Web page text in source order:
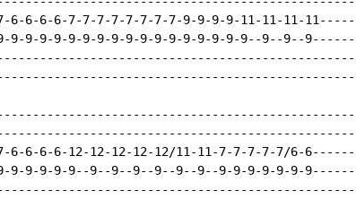
6-6-6-6-7-7-7-7-7-7-7-7-9-9-9-9-11-11-11-11-----|
9-9-9-9-9-9-9-9-9-9-9-9-9-9-9-9-9--9--9--9------|
|
|
|
|
6-6-6-6-12-12-12-12-12/11-11-7-7-7-7-7/6-6------|
9-9-9-9-9--9--9--9--9--9--9--9-9-9-9-9-9-9------|
|